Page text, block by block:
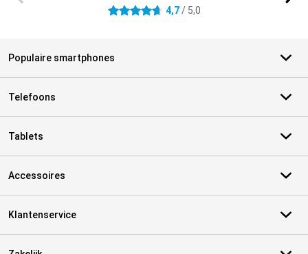
4.7 sterren 4,7/ 5,0
Populaire smartphones
Telefoons
Tablets
Accessoires
Klantenservice